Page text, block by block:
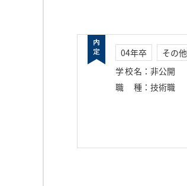
04年卒 その他
学校名 ： 非公開
職種 ： 技術職